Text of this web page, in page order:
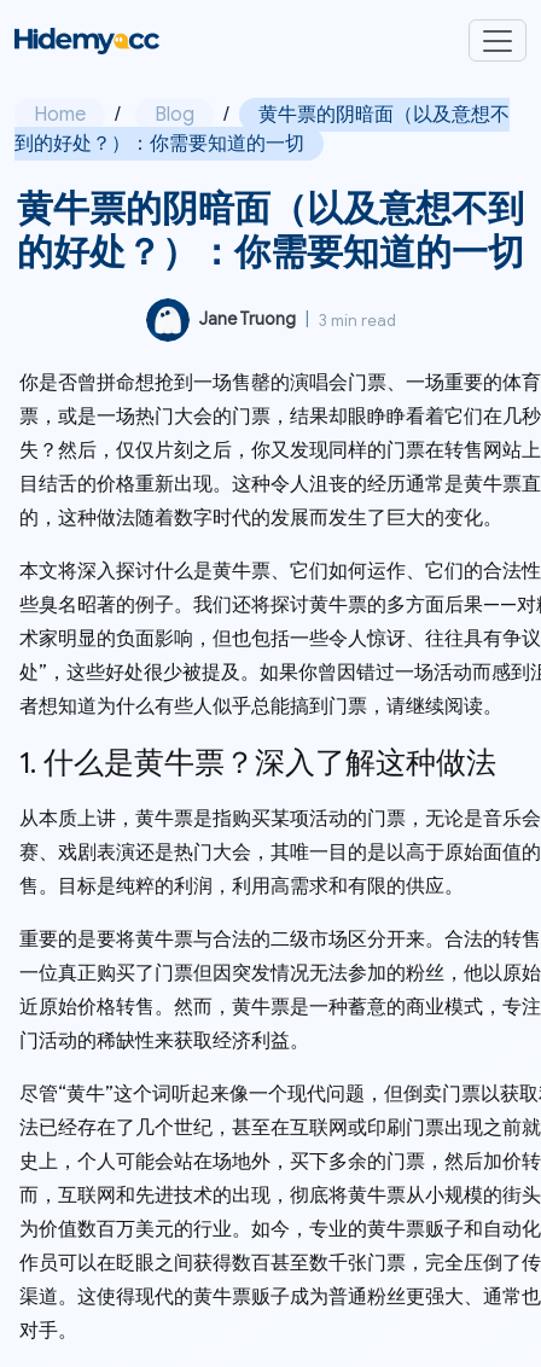
Home / Blog /
黄牛票的阴暗面（以及意想不
到的好处？）：你需要知道的一切
黄牛票的阴暗面（以及意想不到
的好处？）：你需要知道的一切
Jane Truong 3 min read
你是否曾拼命想抢到一场售罄的演唱会门票、一场重要的体
票，或是一场热门大会的门票，结果却眼睁睁看着它们在几
失？然后，仅仅片刻之后，你又发现同样的门票在转售网站
目结舌的价格重新出现。这种令人沮丧的经历通常是黄牛票
的，这种做法随着数字时代的发展而发生了巨大的变化。
本文将深入探讨什么是黄牛票、它们如何运作、它们的合法
些臭名昭著的例子。我们还将探讨黄牛票的多方面后果——对
术家明显的负面影响，但也包括一些令人惊讶、往往具有争
处”，这些好处很少被提及。如果你曾因错过一场活动而感到
者想知道为什么有些人似乎总能搞到门票，请继续阅读。
1. 什么是黄牛票？深入了解这种做法
从本质上讲，黄牛票是指购买某项活动的门票，无论是音乐
赛、戏剧表演还是热门大会，其唯一目的是以高于原始面值
售。目标是纯粹的利润，利用高需求和有限的供应。
重要的是要将黄牛票与合法的二级市场区分开来。合法的转
一位真正购买了门票但因突发情况无法参加的粉丝，他以原
近原始价格转售。然而，黄牛票是一种蓄意的商业模式，专
门活动的稀缺性来获取经济利益。
尽管“黄牛”这个词听起来像一个现代问题，但倒卖门票以获
法已经存在了几个世纪，甚至在互联网或印刷门票出现之前
史上，个人可能会站在场地外，买下多余的门票，然后加价
而，互联网和先进技术的出现，彻底将黄牛票从小规模的街
为价值数百万美元的行业。如今，专业的黄牛票贩子和自动
作员可以在眨眼之间获得数百甚至数千张门票，完全压倒了
渠道。这使得现代的黄牛票贩子成为普通粉丝更强大、通常
对手。